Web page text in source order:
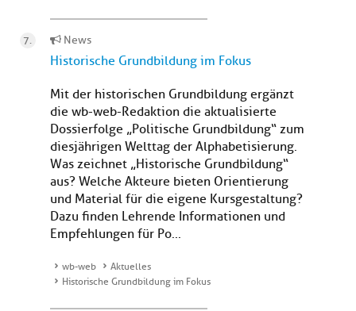
News
Historische Grundbildung im Fokus
Mit der historischen Grundbildung ergänzt
die wb-web-Redaktion die aktualisierte
Dossierfolge „Politische Grundbildung“ zum
diesjährigen Welttag der Alphabetisierung.
Was zeichnet „Historische Grundbildung“
aus? Welche Akteure bieten Orientierung
und Material für die eigene Kursgestaltung?
Dazu finden Lehrende Informationen und
Empfehlungen für Po...
wb-web
Aktuelles
Historische Grundbildung im Fokus